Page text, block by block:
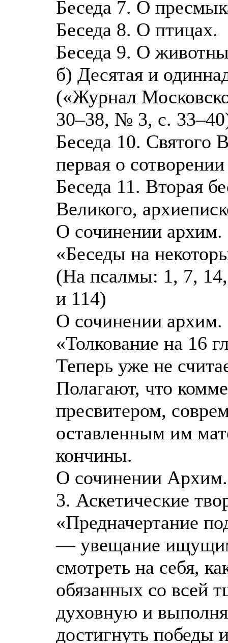
Беседа 7. О
Беседа 8. О птицах.
Беседа 9. О
б) Десятая и
(«Журнал
30–38, № 3, с.
Беседа 10. Святого
первая о
Беседа 11. Вторая
Великого,
О сочинении
«Беседы на
(На псалмы: 1, 7,
и 114)
О сочинении
«Толкование на 16
Теперь уже не
Полагают, что
пресвитером,
оставленным им
кончины.
О сочинении
3. Аскетические
«Предначертание
— увещание ищущим
смотреть на себя,
обязанных со всей
духовную и
достигнуть победы